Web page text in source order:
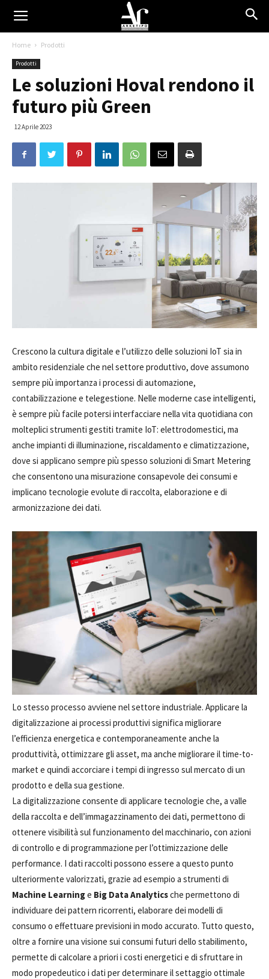
Home Prodotti
Prodotti
Le soluzioni Hoval rendono il
futuro più Green
12 Aprile 2023
Crescono la cultura digitale e l’utilizzo delle soluzioni IoT sia in
ambito residenziale che nel settore produttivo, dove assumono
sempre più importanza i processi di automazione,
contabilizzazione e telegestione. Nelle moderne case intelligenti,
è sempre più facile potersi interfacciare nella vita quotidiana con
molteplici strumenti gestiti tramite IoT: elettrodomestici, ma
anche impianti di illuminazione, riscaldamento e climatizzazione,
dove si applicano sempre più spesso soluzioni di Smart Metering
che consentono una misurazione consapevole dei consumi e
implicano tecnologie evolute di raccolta, elaborazione e di
armonizzazione dei dati.
Lo stesso processo avviene nel settore industriale. Applicare la
digitalizzazione ai processi produttivi significa migliorare
l’efficienza energetica e contemporaneamente anche la
produttività, ottimizzare gli asset, ma anche migliorare il time-to-
market e quindi accorciare i tempi di ingresso sul mercato di un
prodotto e della sua gestione.
La digitalizzazione consente di applicare tecnologie che, a valle
della raccolta e dell’immagazzinamento dei dati, permettono di
ottenere visibilità sul funzionamento del macchinario, con azioni
di controllo e di programmazione per l’ottimizzazione delle
performance. I dati raccolti possono essere a questo punto
ulteriormente valorizzati, grazie ad esempio a strumenti di
Machine Learninge Big Data Analyticsche permettono di
individuare dei pattern ricorrenti, elaborare dei modelli di
consumo o effettuare previsioni in modo accurato. Tutto questo,
oltre a fornire una visione sui consumi futuri dello stabilimento,
permette di calcolare a priori i costi energetici e di sfruttare in
modo propedeutico i dati per determinare il settaggio ottimale